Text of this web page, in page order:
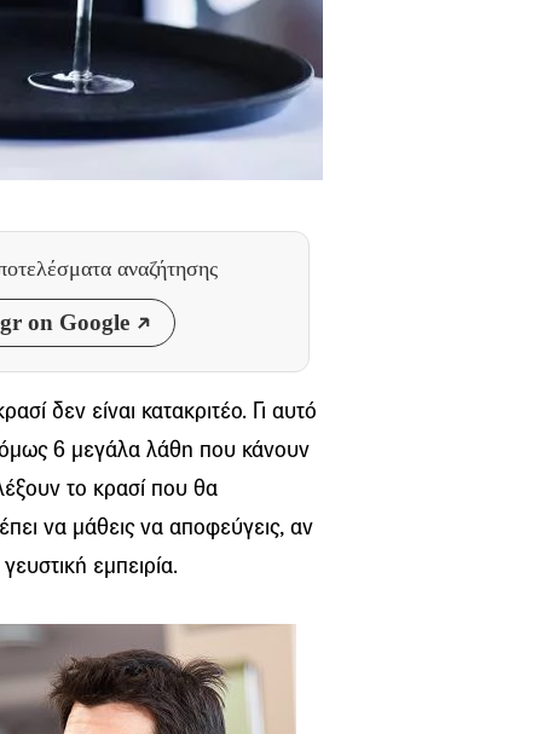
αναζήτησης
on Google
δεν είναι κατακριτέο. Γι αυτό
6 μεγάλα λάθη που κάνουν
το κρασί που θα
να μάθεις να αποφεύγεις, αν
εμπειρία.